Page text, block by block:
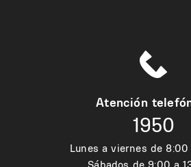
Atención
1950
Lunes a viernes de 8:00